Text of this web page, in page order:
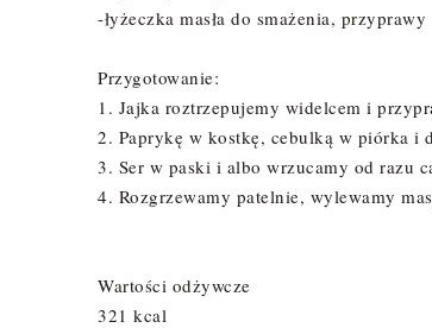
-łyżeczka masła do smażenia, przyprawy
Przygotowanie:
1. Jajka roztrzepujemy widelcem i
2. Paprykę w kostkę, cebulką w piórka i
3. Ser w paski i albo wrzucamy od razu
4. Rozgrzewamy patelnie, wylewamy
Wartości odżywcze
321 kcal